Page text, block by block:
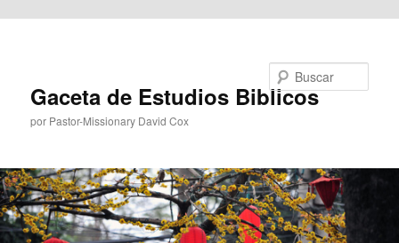
Gaceta de Estudios Biblicos
por Pastor-Missionary David Cox